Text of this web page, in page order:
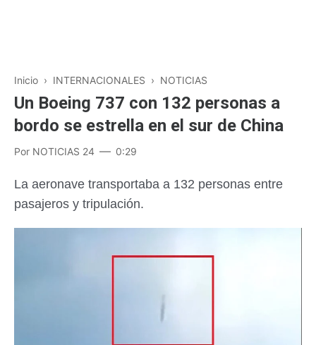
Inicio › INTERNACIONALES › NOTICIAS
Un Boeing 737 con 132 personas a
bordo se estrella en el sur de China
Por NOTICIAS 24 0:29
La aeronave transportaba a 132 personas entre
pasajeros y tripulación.